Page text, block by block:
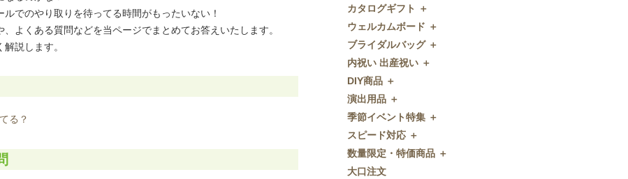
でのやり取りを待ってる時間がもったいない！
よくある質問などを当ページでまとめてお答えいたします。
説します。
る？
クッキー
スプーン
チョコレート
ディズニー
ドラジェ
プチタオル
席札立て
耳かき＆ぺん
紅茶＆コーヒー
和風プチギフト
ディズニーギフト
今治タオル
引出物セット
和食器
名入れ贈呈品
特選ギフト
珈琲・紅茶
鰹節・フード
洋菓子
和菓子
招待状
席次表
席札
付箋・メッセージカード
印刷代行
ディズニーシリーズ
両親贈呈
ディズニーウェイトドール
ウェイトベア
子育て卒業証書
クロックギフト
カタログギフト ＋
カタログギフト
couronne
erabocca
ウェルカムボード ＋
ウェルカムボード
カラーステンドグラス調
ガラス
フラワータイプ
ペンダントクロック
ミラー
メッセージパズル
似顔絵
ブライダルバッグ ＋
ブライダルバッグ
内祝い 出産祝い ＋
内祝い 出産祝い
DIY商品 ＋
DIY商品
演出用品 ＋
演出用品
リングピロー
ブーケプルズ
結婚証明書
季節イベント特集 ＋
季節イベント特集
サクラ
クローバー
スピード対応 ＋
スピード対応
即日お急ぎ発送
数量限定・特価商品 ＋
数量限定・特価商品
大口注文